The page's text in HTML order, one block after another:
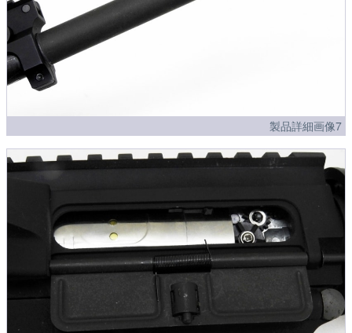
製品詳細画像7